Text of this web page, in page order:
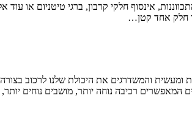
אינסוף חלקי קרבון, ברגי טיטניום או
חלק אחד קטן…
והמשדרגים את היכולת שלנו לרכוב בצורה
רכיבה נוחה יותר, מושבים נוחים יותר,